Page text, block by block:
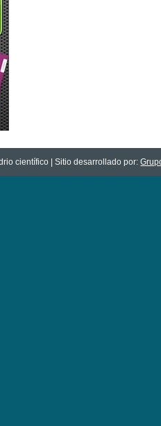
científico | Sitio desarrollado por: